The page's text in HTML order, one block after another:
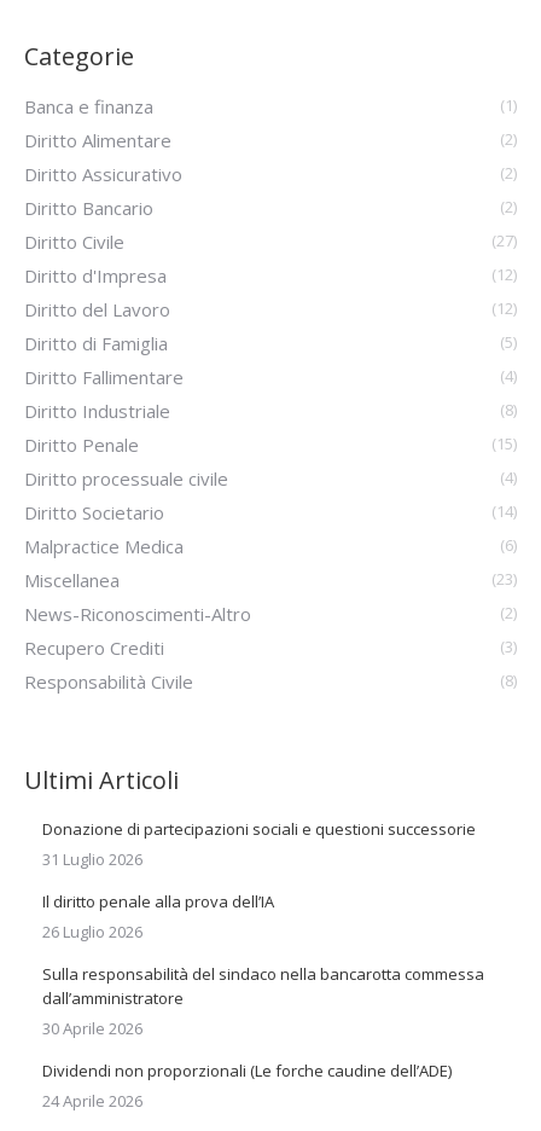
Categorie
Banca e finanza (1)
Diritto Alimentare (2)
Diritto Assicurativo (2)
Diritto Bancario (2)
Diritto Civile (27)
Diritto d'Impresa (12)
Diritto del Lavoro (12)
Diritto di Famiglia (5)
Diritto Fallimentare (4)
Diritto Industriale (8)
Diritto Penale (15)
Diritto processuale civile (4)
Diritto Societario (14)
Malpractice Medica (6)
Miscellanea (23)
News-Riconoscimenti-Altro (2)
Recupero Crediti (3)
Responsabilità Civile (8)
Ultimi Articoli
Donazione di partecipazioni sociali e questioni successorie
31 Luglio 2026
Il diritto penale alla prova dell’IA
26 Luglio 2026
Sulla responsabilità del sindaco nella bancarotta commessa
dall’amministratore
30 Aprile 2026
Dividendi non proporzionali (Le forche caudine dell’ADE)
24 Aprile 2026